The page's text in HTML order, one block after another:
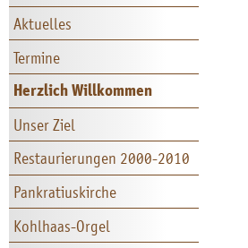
Aktuelles
Termine
Herzlich Willkommen
Unser Ziel
Restaurierungen 2000-2010
Pankratiuskirche
Kohlhaas-Orgel